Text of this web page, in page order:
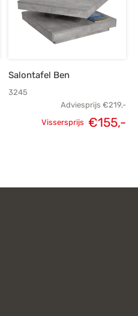
Salontafel Ben
3245
Adviesprijs €219,-
Vissersprijs €155,-